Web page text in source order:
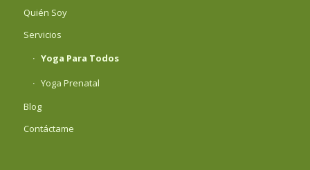
Quién Soy
Servicios
Yoga Para Todos
Yoga Prenatal
Blog
Contáctame